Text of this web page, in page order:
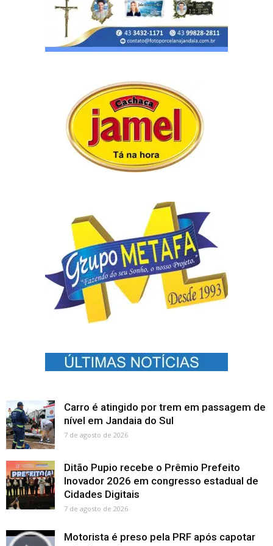
Carro é atingido por trem em passagem de
nível em Jandaia do Sul
7 de agosto de 2026
Ditão Pupio recebe o Prêmio Prefeito
Inovador 2026 em congresso estadual de
Cidades Digitais
7 de agosto de 2026
Motorista é preso pela PRF após capotar